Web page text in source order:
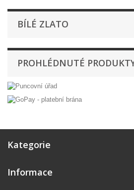
BÍLÉ ZLATO
PROHLÉDNUTÉ
Kategorie
Informace